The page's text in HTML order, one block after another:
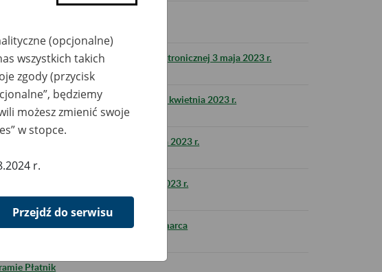
do portalu PUE ZUS i komunikacji elektronicznej 3 maja 2023 r.
do portalu PUE ZUS w nocy z 28 na 29 kwietnia 2023 r.
do portalu PUE ZUS w nocy 1 kwietnia 2023 r.
programu Płatnik w dniu 31 marca 2023 r.
elektronicznej z ZUS od 23 do 27 marca
Płatnik
(opcjonalne)
wszystkich takich
zgody (przycisk
będziemy
możesz zmienić swoje
w stopce.
r.
Przejdź do serwisu